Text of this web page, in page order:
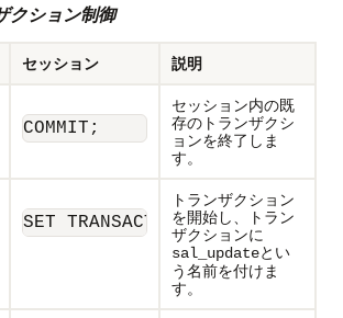
クション制御
セッション
説明
COMMIT;
セッション内の既
存のトランザクシ
ョンを終了しま
す。
SET TRANSACTION NAME
トランザクション
を開始し、トラン
ザクションに
sal_updateとい
う名前を付けま
す。